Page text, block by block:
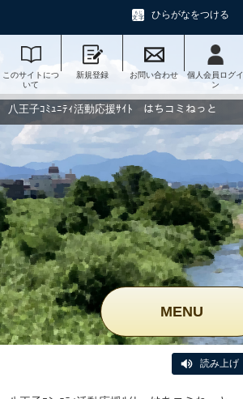
ひらがなをつける
このサイトにつ
いて
新規登録 お問い合わせ
個人会員ログイ
ン
八王子ｺﾐｭﾆﾃｨ活動応援ｻｲﾄ はちコミねっと
MENU
読み上げ